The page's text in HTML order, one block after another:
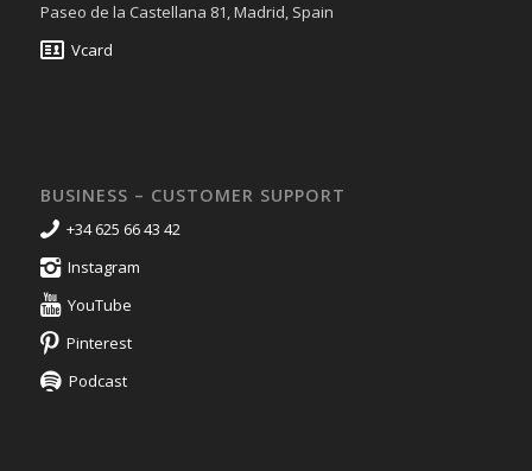
Paseo de la Castellana 81, Madrid, Spain
Vcard
BUSINESS – CUSTOMER SUPPORT
+34 625 66 43 42
Instagram
YouTube
Pinterest
Podcast